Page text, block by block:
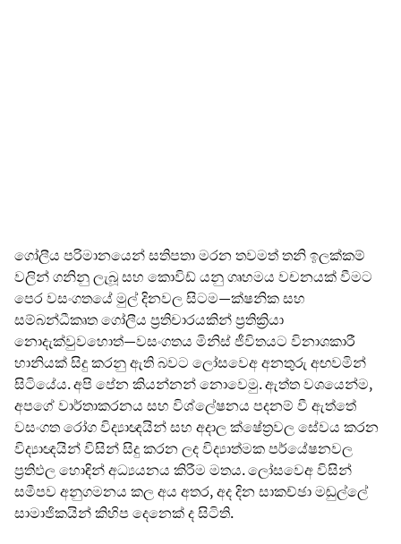
ගෝලීය පරිමානයෙන් සතිපතා මරන තවමත් තනි ඉලක්කම්
වලින් ගනිනු ලැබූ සහ කොවිඩ් යනු ගෘහමය වචනයක් වීමට
පෙර වසංගතයේ මුල් දිනවල සිටම—ක්ෂනික සහ
සම්බන්ධීකෘත ගෝලීය ප්‍රතිචාරයකින් ප්‍රතික්‍රියා
නොදැක්වුවහොත්—වසංගතය මිනිස් ජීවිතයට විනාශකාරී
හානියක් සිදු කරනු ඇති බවට ලෝසවෙඅ අනතුරු අඟවමින්
සිටියේය. අපි පේන කියන්නන් නොවෙමු. ඇත්ත වශයෙන්ම,
අපගේ වාර්තාකරනය සහ විශ්ලේෂනය පදනම් වී ඇත්තේ
වසංගත රෝග විද්‍යාඥයින් සහ අදාල ක්ෂේත්‍රවල සේවය කරන
විද්‍යාඥයින් විසින් සිදු කරන ලද විද්‍යාත්මක පර්යේෂනවල
ප්‍රතිඵල හොඳින් අධ්‍යයනය කිරීම මතය. ලෝසවෙඅ විසින්
සමීපව අනුගමනය කල අය අතර, අද දින සාකච්ඡා මඬුල්ලේ
සාමාජිකයින් කිහිප දෙනෙක් ද සිටිති.